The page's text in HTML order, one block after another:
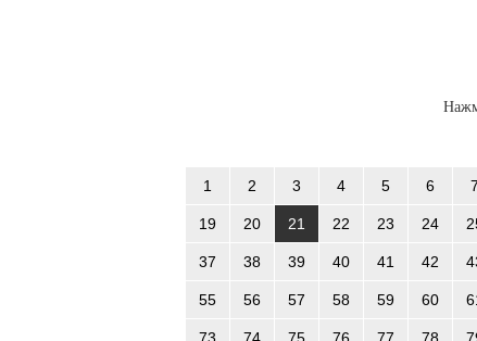
1 2 3 4 5 6 7
19 20 21 22 23 24
37 38 39 40 41 42
55 56 57 58 59 60